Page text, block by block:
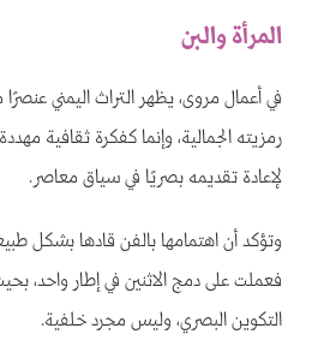
المرأة والبن
في أعمال مروى، يظهر التراث اليمني
رمزيته الجمالية، وإنما كفكرة ثقافية
لإعادة تقديمه بصريًا في سياق معاصر.
وتؤكد أن اهتمامها بالفن قادها بشكل
فعملت على دمج الاثنين في إطار واحد،
التكوين البصري، وليس مجرد خلفية.